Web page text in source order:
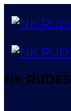
NK RUDEŠ